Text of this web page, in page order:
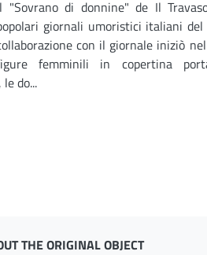
"Sovrano di donnine" de Il
giornali umoristici italiani del
con il giornale iniziò
femminili in copertina
do...
THE ORIGINAL OBJECT